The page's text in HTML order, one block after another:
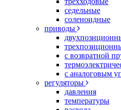
седельные
соленоидные
приводы
с возвратной
с аналоговым
регуляторы
давления
температуры